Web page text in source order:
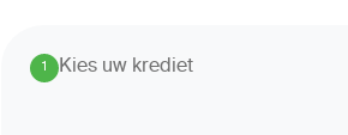
1. Kies uw krediet